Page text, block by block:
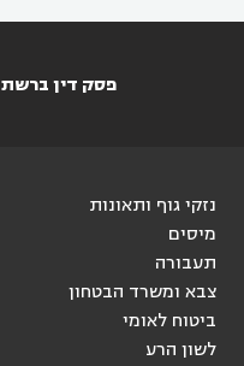
פסק דין ברשת
נזקי גוף ותאונות
מיסים
תעבורה
צבא ומשרד הבטחון
ביטוח לאומי
לשון הרע